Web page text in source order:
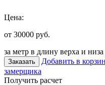
Цена:
от 30000 руб.
за метр в длину верха и низа
Заказать Добавить в
замерщика
Получить расчет